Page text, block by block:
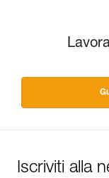
Iscriviti alla